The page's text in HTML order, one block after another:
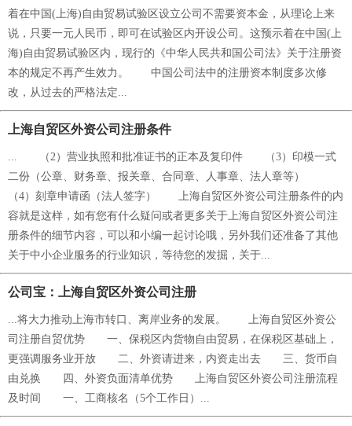
着在中国(上海)自由贸易试验区设立公司不需要资本金，从理论上来
说，只要一元人民币，即可在试验区内开设公司。这预示着在中国(上
海)自由贸易试验区内，现行的《中华人民共和国公司法》关于注册资
本的规定不再产生效力。 中国公司法中的注册资本制度多次修
改，从过去的严格法定...
上海自贸区外资公司注册条件
... （2）营业执照和批准证书的正本及复印件 （3）印模一式
二份（公章、财务章、报关章、合同章、人事章、法人章等）
（4）刻章申请函（法人签字） 上海自贸区外资公司注册条件的内
容就是这样，如有您有什么疑问或者更多关于上海自贸区外资公司注
册条件的细节内容，可以和小编一起讨论哦，另外我们还准备了其他
关于中小企业服务的行业知识，等待您的发掘，关于...
公司宝：上海自贸区外资公司注册
...将大力推动上海市转口、离岸业务的发展。 上海自贸区外资公
司注册自贸优势 一、保税区内货物自由贸易，在保税区基础上，
更强调服务业开放 二、外资请进来，内资走出去 三、货币自
由兑换 四、外资负面清单优势 上海自贸区外资公司注册流程
及时间 一、工商核名（5个工作日）...